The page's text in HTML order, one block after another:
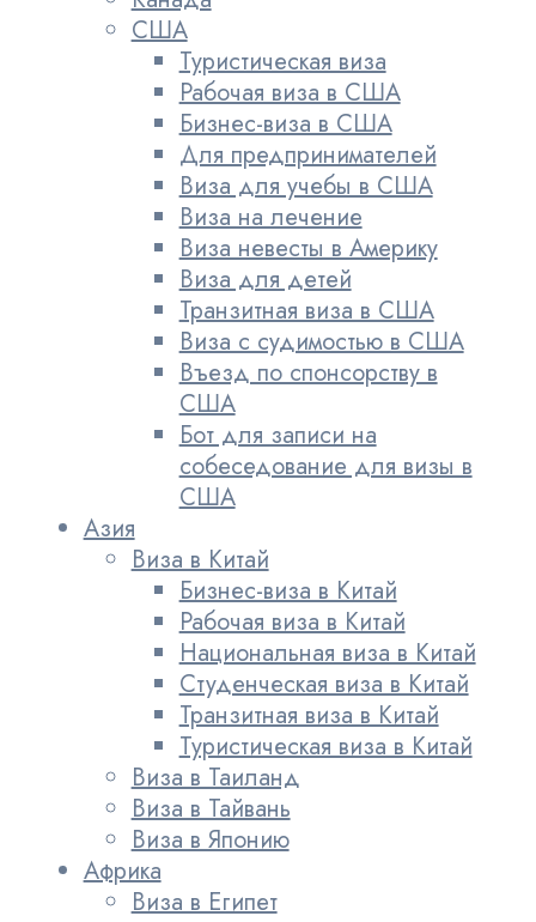
США
Туристическая виза
Рабочая виза в США
Бизнес-виза в США
Для предпринимателей
Виза для учебы в США
Виза на лечение
Виза невесты в Америку
Виза для детей
Транзитная виза в США
Виза с судимостью в США
Въезд по спонсорству в
США
Бот для записи на
собеседование для визы в
США
Азия
Виза в Китай
Бизнес-виза в Китай
Рабочая виза в Китай
Национальная виза в Китай
Студенческая виза в Китай
Транзитная виза в Китай
Туристическая виза в Китай
Виза в Таиланд
Виза в Тайвань
Виза в Японию
Африка
Виза в Египет